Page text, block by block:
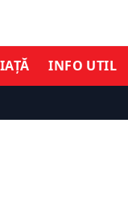
INFO UTIL